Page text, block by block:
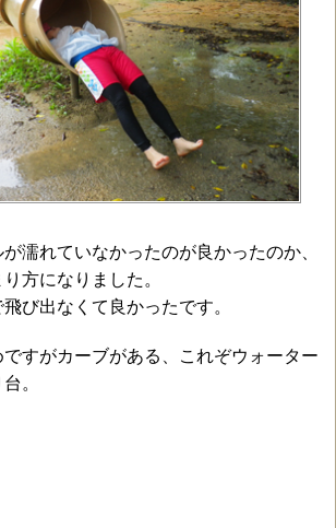
濡れていなかったのが良かったのか、
方になりました。
び出なくて良かったです。
すがカーブがある、これぞウォーター
。